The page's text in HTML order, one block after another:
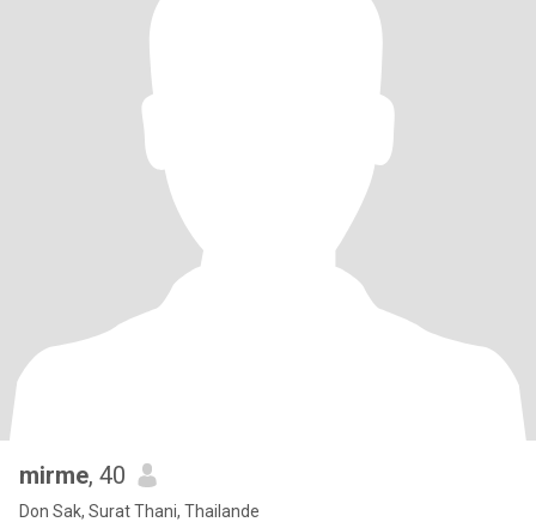
mirme, 40
Don Sak, Surat Thani, Thailande